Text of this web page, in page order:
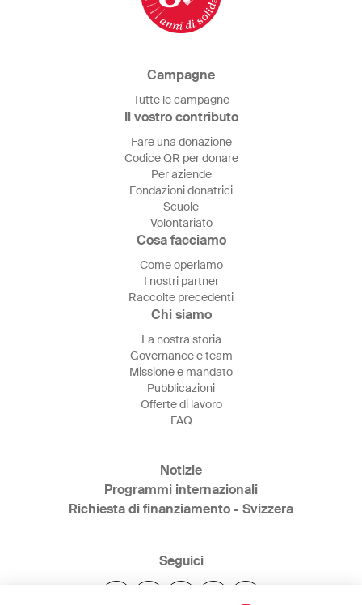
Campagne
Tutte le campagne
Il vostro contributo
Fare una donazione
Codice QR per donare
Per aziende
Fondazioni donatrici
Scuole
Volontariato
Cosa facciamo
Come operiamo
I nostri partner
Raccolte precedenti
Chi siamo
La nostra storia
Governance e team
Missione e mandato
Pubblicazioni
Offerte di lavoro
FAQ
Notizie
Programmi internazionali
Richiesta di finanziamento - Svizzera
Seguici